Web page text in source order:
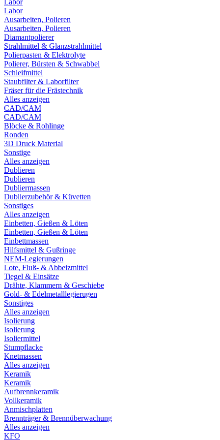
Labor
Labor
Ausarbeiten, Polieren
Ausarbeiten, Polieren
Diamantpolierer
Strahlmittel & Glanzstrahlmittel
Polierpasten & Elektrolyte
Polierer, Bürsten & Schwabbel
Schleifmittel
Staubfilter & Laborfilter
Fräser für die Frästechnik
Alles anzeigen
CAD/CAM
CAD/CAM
Blöcke & Rohlinge
Ronden
3D Druck Material
Sonstige
Alles anzeigen
Dublieren
Dublieren
Dubliermassen
Dublierzubehör & Küvetten
Sonstiges
Alles anzeigen
Einbetten, Gießen & Löten
Einbetten, Gießen & Löten
Einbettmassen
Hilfsmittel & Gußringe
NEM-Legierungen
Lote, Fluß- & Abbeizmittel
Tiegel & Einsätze
Drähte, Klammern & Geschiebe
Gold- & Edelmetalllegierugen
Sonstiges
Alles anzeigen
Isolierung
Isolierung
Isoliermittel
Stumpflacke
Knetmassen
Alles anzeigen
Keramik
Keramik
Aufbrennkeramik
Vollkeramik
Anmischplatten
Brennträger & Brennüberwachung
Alles anzeigen
KFO